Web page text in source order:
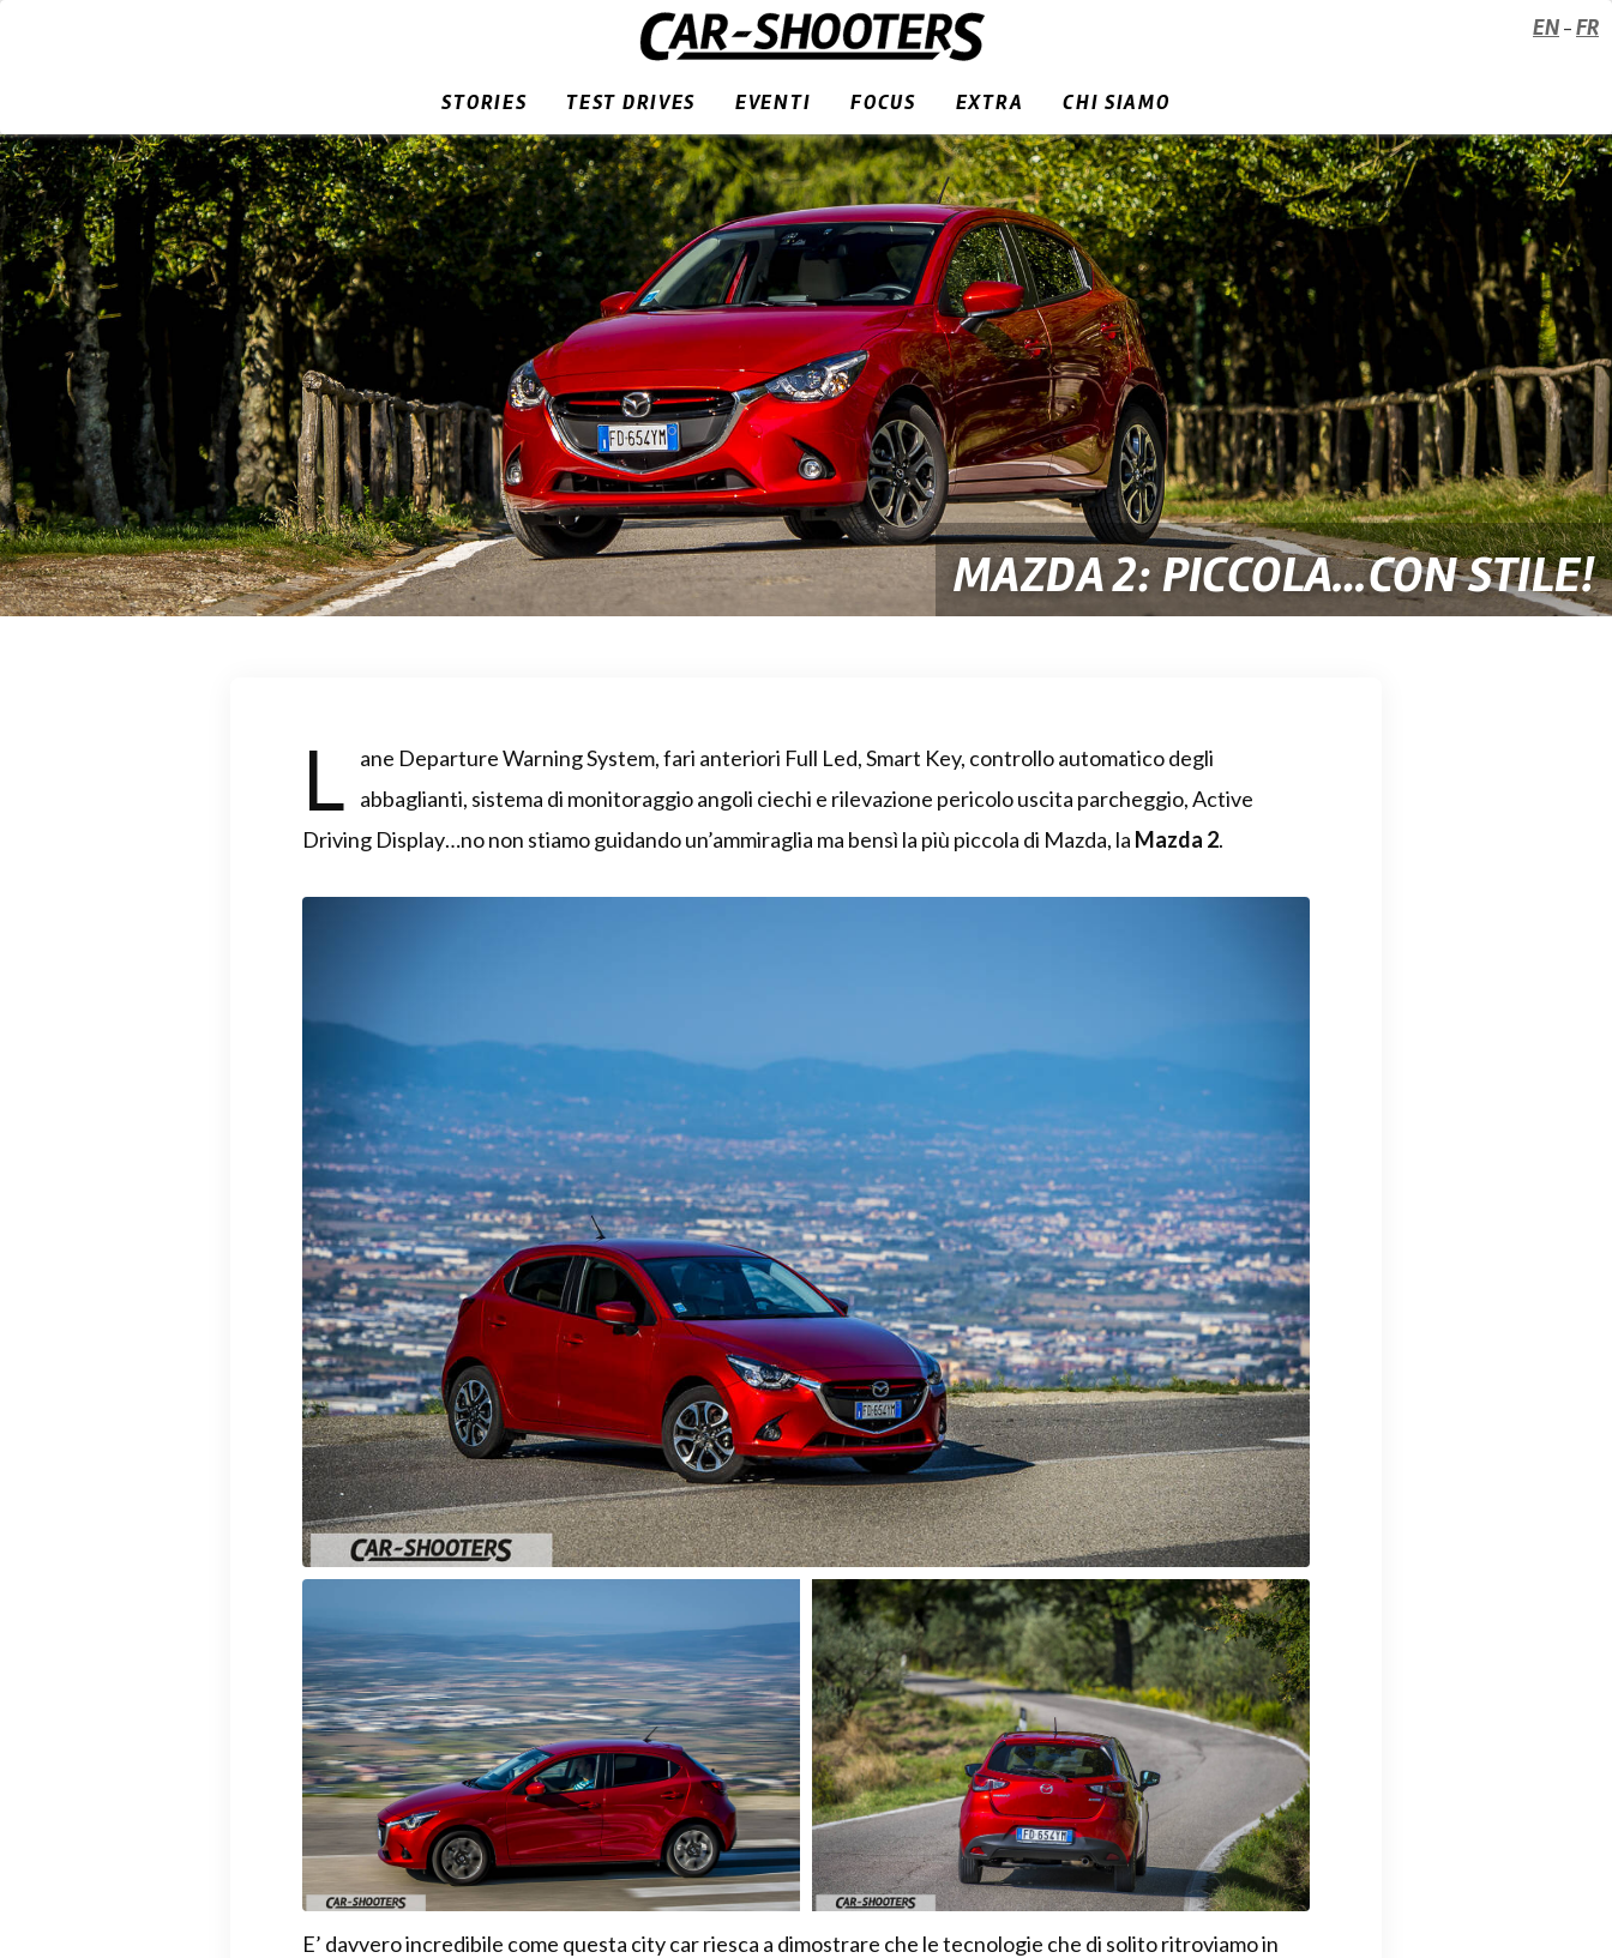
STORIES TEST DRIVES EVENTI FOCUS EXTRA CHI SIAMO
EN - FR
MAZDA 2: PICCOLA…CON STILE!
L
ane Departure Warning System, fari anteriori Full Led, Smart Key, controllo automatico degli
abbaglianti, sistema di monitoraggio angoli ciechi e rilevazione pericolo uscita parcheggio, Active
Driving Display…no non stiamo guidando un’ammiraglia ma bensì la più piccola di Mazda, la Mazda 2.
E’ davvero incredibile come questa city car riesca a dimostrare che le tecnologie che di solito ritroviamo in